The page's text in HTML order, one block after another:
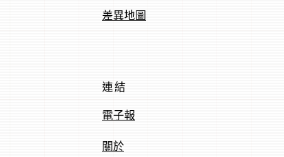
差異地圖
連結
電子報
關於